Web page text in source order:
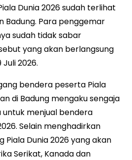
Dunia 2026 sudah terlihat
Badung. Para penggemar
sudah tidak sabar
yang akan berlangsung
Juli 2026.
bendera peserta Piala
di Badung mengaku sengaja
untuk menjual bendera
Selain menghadirkan
Piala Dunia 2026 yang akan
Serikat, Kanada dan